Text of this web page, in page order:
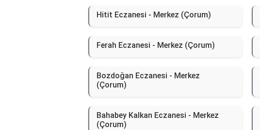
Hitit Eczanesi - Merkez (Çorum)
Ferah Eczanesi - Merkez (Çorum)
Bozdoğan Eczanesi - Merkez
(Çorum)
Bahabey Kalkan Eczanesi - Merkez
(Çorum)